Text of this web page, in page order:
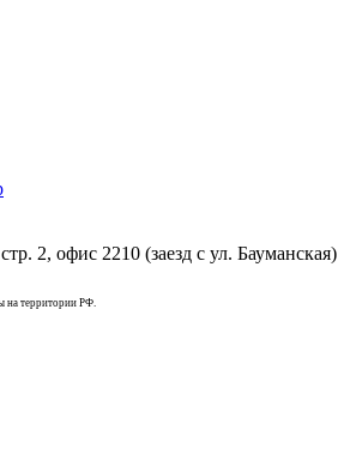
2, офис 2210 (заезд с ул. Бауманская)
на территории РФ.